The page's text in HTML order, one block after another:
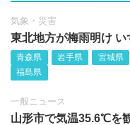
気象・災害
東北地方が梅雨明け
青森県 岩手県 宮城県
福島県
一般ニュース
山形市で気温35.6℃を